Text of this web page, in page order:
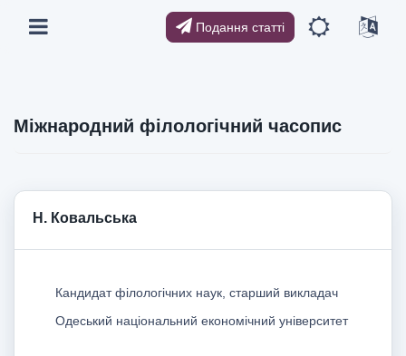
Подання статті
Міжнародний філологічний часопис
Н. Ковальська
Кандидат філологічних наук, старший викладач
Одеський національний економічний університет